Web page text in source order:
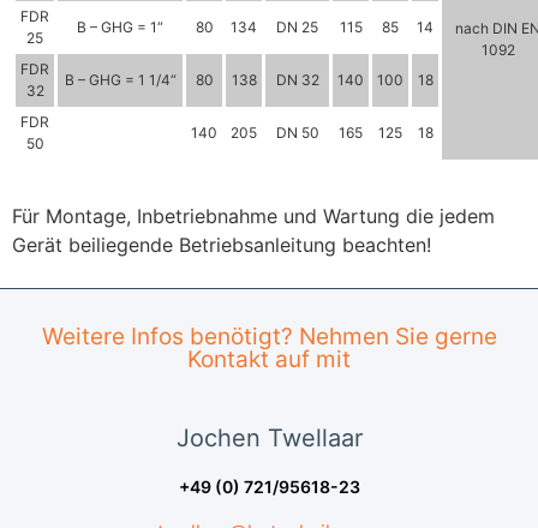
nach DIN
1092
FDR
25
B – GHG = 1“ 80 134 DN 25 115 85 14
FDR
32
B – GHG = 1 1/4“ 80 138 DN 32 140 100 18
FDR
50
140 205 DN 50 165 125 18
Für Montage, Inbetriebnahme und Wartung die jedem
Gerät beiliegende Betriebsanleitung beachten!
Weitere Infos benötigt? Nehmen Sie gerne
Kontakt auf mit
Jochen Twellaar
+49 (0) 721/95618-23